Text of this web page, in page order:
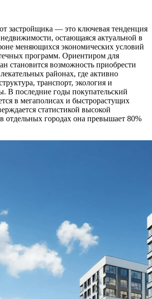
застройщика — это ключевая тенденция
остающаяся актуальной в
меняющихся экономических условий
программ. Ориентиром для
становится возможность приобрести
районах, где активно
транспорт, экология и
В последние годы покупательский
в мегаполисах и быстрорастущих
статистикой высокой
отдельных городах она превышает 80%